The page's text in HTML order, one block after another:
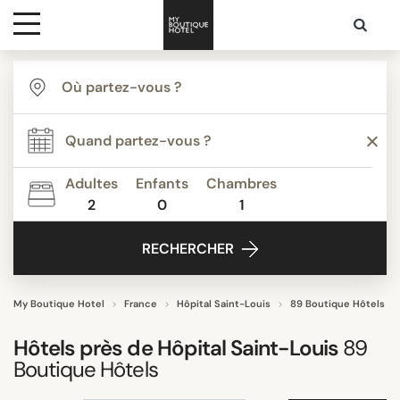
Destinations
Inspiration
Media
Adultes
2
Enfants
0
Chambres
1
RECHERCHER
My Boutique Hotel France Hôpital Saint-Louis 89 Boutique Hôtels
Hôtels près deHôpital Saint-Louis89
Boutique Hôtels
TYPE
Appartements
Auberges de Jeunesse
Boutique Hotels de Luxe
Boutique Hôtels
Classique
Demeures d’Exception